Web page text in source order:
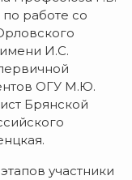
работе со
И.С.
ОГУ М.Ю.
Брянской
участники